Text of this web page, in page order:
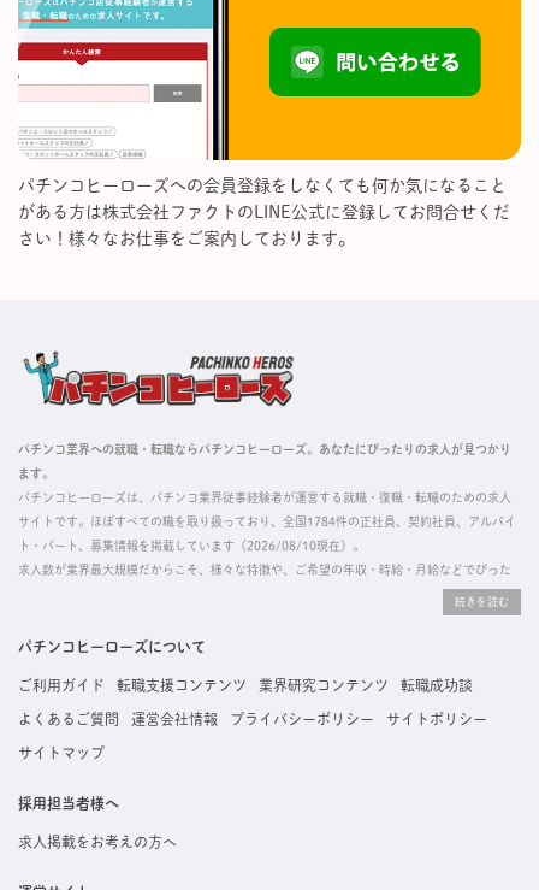
パチンコヒーローズへの会員登録をしなくても何か気になること
がある方は株式会社ファクトのLINE公式に登録してお問合せくだ
さい！様々なお仕事をご案内しております。
パチンコ業界への就職・転職ならパチンコヒーローズ。あなたにぴったりの求人が見つかり
ます。
パチンコヒーローズは、パチンコ業界従事経験者が運営する就職・復職・転職のための求人
サイトです。ほぼすべての職を取り扱っており、全国1784件の正社員、契約社員、アルバイ
ト・パート、募集情報を掲載しています（2026/08/10現在）。
求人数が業界最大規模だからこそ、様々な特徴や、ご希望の年収・時給・月給などでぴった
掲載している求人は、すべて契約法人様から寄せられた正規の求人情報です。応募いただい
た内容はすぐに直接事業所に届くためスムーズに転職・復職できます。
パチンコヒーローズについて
ご利用ガイド 転職支援コンテンツ 業界研究コンテンツ 転職成功談
よくあるご質問 運営会社情報 プライバシーポリシー サイトポリシー
サイトマップ
採用担当者様へ
求人掲載をお考えの方へ